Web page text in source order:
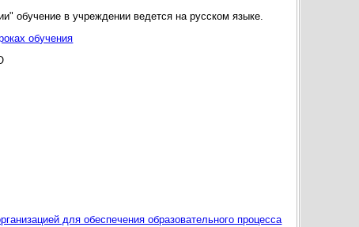
обучение в учреждении ведется на русском языке.
обучения
для обеспечения образовательного процесса